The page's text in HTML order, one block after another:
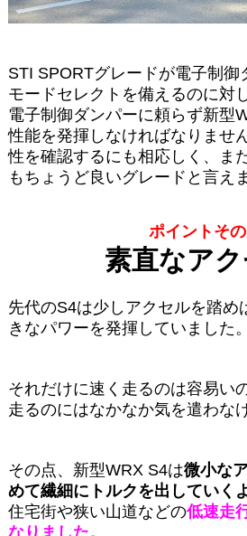
STI SPORTグレードが電子制御
モードセレクトを備えるのに対
電子制御ダンパーに頼らず新型
性能を発揮しなければなりませ
性を確認するにも相応しく、ま
もちょうど良いグレードと言え
ポイントそ
素直なア
先代のS4は少しアクセルを踏め
きなパワーを発揮していました。
それだけに速く走るのは容易い
走るのにはなかなか気を遣わな
その点、新型WRX S4は微小な
めて繊細にトルクを出していく
住宅街や狭い山道などの低速走
なりました。